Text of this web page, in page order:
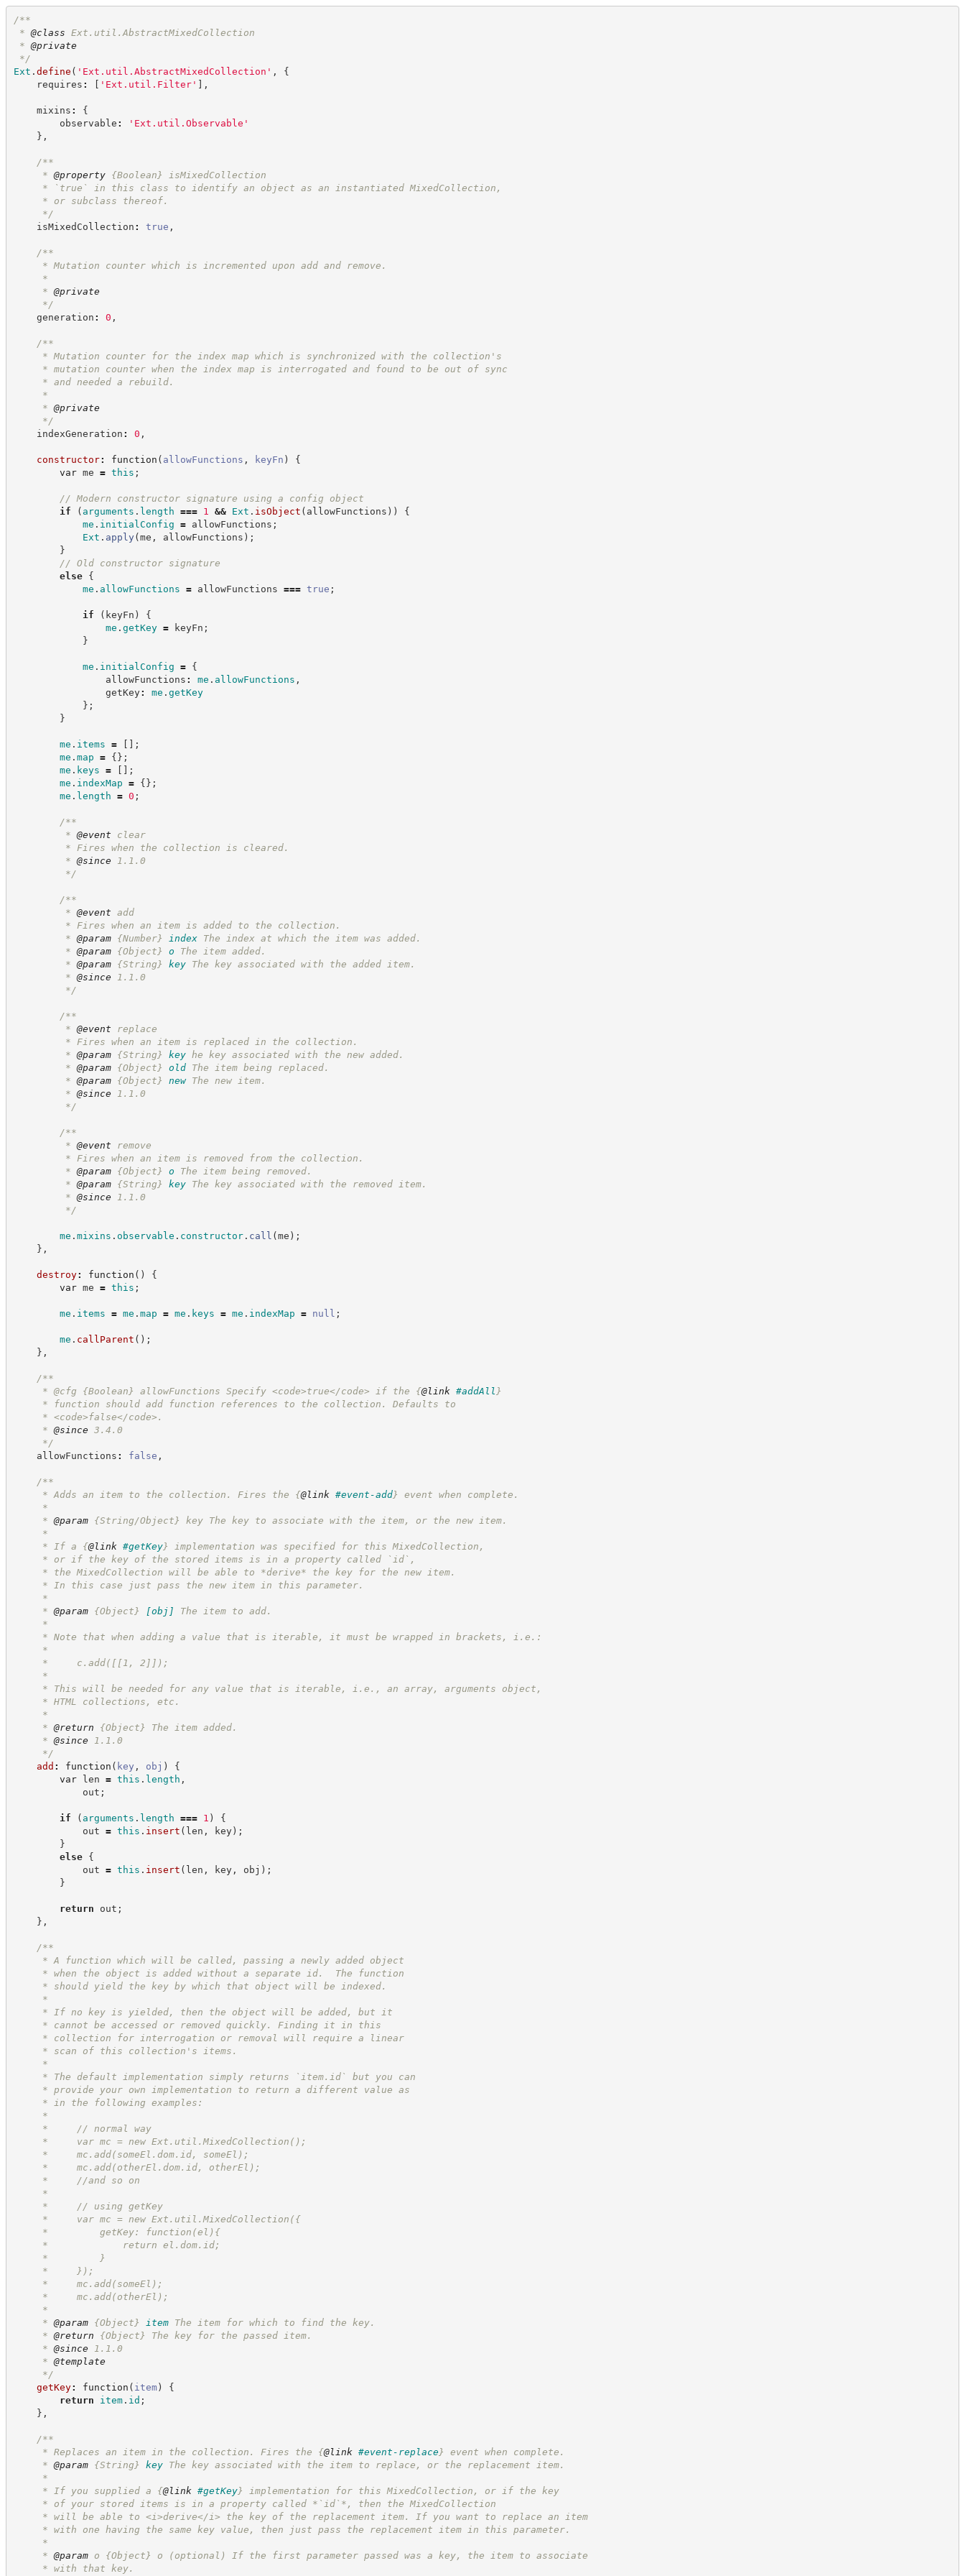
/**
* @class Ext.util.AbstractMixedCollection
* @private
*/
Ext . define ( ' Ext.util.AbstractMixedCollection ' ,
{
requires : [ ' Ext.util.Filter' ] ,
mixins :
{
observable : ' Ext.util.Observable '
} ,
/**
* @property {Boolean}
isMixedCollection
* `true` in this class to identify an object as an instantiated MixedCollection,
* or subclass thereof.
*/
isMixedCollection : true ,
/**
* Mutation counter which is incremented upon add and remove.
*
* @private
*/
generation : 0 ,
/**
* Mutation counter for the index map which is synchronized with the collection's
* mutation counter when the index map is interrogated and found to be out of sync
* and needed a rebuild.
*
* @private
*/
indexGeneration : 0 ,
constructor: function ( allowFunctions , keyFn )
{
var me = this ;
// Modern constructor signature using a config object
if
( arguments . length === 1 && Ext . isObject ( allowFunctions ) )
{
me . initialConfig = allowFunctions ;
Ext . apply (me , allowFunctions ) ;
}
// Old constructor signature
else
{
me . allowFunctions = allowFunctions === true ;
if ( keyFn )
{
me . getKey = keyFn ;
}
me . initialConfig =
{
allowFunctions : me . allowFunctions ,
getKey: me . getKey
} ;
}
me . items = [ ] ;
me . map = {} ;
me . keys = [ ] ;
me . indexMap = {} ;
me . length = 0 ;
/**
* @event clear
* Fires when the collection is cleared.
* @since 1.1.0
*/
/**
* @event add
* Fires when an item is added to the collection.
* @param {Number} index
The index at which the item was added.
* @param {Object} o
The item added.
* @param {String} key
The key associated with the added item.
* @since 1.1.0
*/
/**
* @event replace
* Fires when an item is replaced in the collection.
* @param {String} key
he key associated with the new added.
* @param {Object} old
The item being replaced.
* @param {Object} new
The new item.
* @since 1.1.0
*/
/**
* @event remove
* Fires when an item is removed from the collection.
* @param {Object} o
The item being removed.
* @param {String} key
The key associated with the removed item.
* @since 1.1.0
*/
me . mixins . observable . constructor. call (me ) ;
} ,
destroy: function ( )
{
var me = this ;
me . items = me . map = me . keys = me . indexMap = null ;
me . callParent ( ) ;
} ,
/**
* @cfg {Boolean} allowFunctions Specify <code>true</code> if the {@link #addAll }
* function should add function references to the collection. Defaults to
* <code>false</code>.
* @since 3.4.0
*/
allowFunctions : false ,
/**
* Adds an item to the collection. Fires the {@link #event-add} event when complete.
*
* @param {String/Object} key The key to associate with the item, or the new item.
*
* If a {@link #getKey} implementation was specified for this MixedCollection,
* or if the key of the stored items is in a property called `id`,
* the MixedCollection will be able to *derive* the key for the new item.
* In this case just pass the new item in this parameter.
*
* @param {Object} [obj]
The item to add.
*
* Note that when adding a value that is iterable, it must be wrapped in brackets, i.e.:
*
*     c.add([[1, 2]]);
*
* This will be needed for any value that is iterable, i.e., an array, arguments object,
* HTML collections, etc.
*
* @return {Object}
The item added.
* @since 1.1.0
*/
add : function ( key , obj )
{
var len = this . length ,
out ;
if ( arguments . length === 1 )
{
out = this . insert ( len , key) ;
}
else
{
out = this . insert ( len , key, obj ) ;
}
return out ;
} ,
/**
* A function which will be called, passing a newly added object
* when the object is added without a separate id.  The function
* should yield the key by which that object will be indexed.
*
* If no key is yielded, then the object will be added, but it
* cannot be accessed or removed quickly. Finding it in this
* collection for interrogation or removal will require a linear
* scan of this collection's items.
*
* The default implementation simply returns `item.id` but you can
* provide your own implementation to return a different value as
* in the following examples:
*
*     // normal way
*     var mc = new Ext.util.MixedCollection();
*     mc.add(someEl.dom.id, someEl);
*     mc.add(otherEl.dom.id, otherEl);
*     //and so on
*
*     // using getKey
*     var mc = new Ext.util.MixedCollection({
*         getKey: function(el){
*             return el.dom.id;
*         }
*     });
*     mc.add(someEl);
*     mc.add(otherEl);
*
* @param {Object} item
The item for which to find the key.
* @return {Object}
The key for the passed item.
* @since 1.1.0
* @template
*/
getKey: function ( item)
{
return
item. id ;
} ,
/**
* Replaces an item in the collection. Fires the {@link #event-replace} event when complete.
* @param {String} key
The key associated with the item to replace, or the replacement item.
*
* If you supplied a {@link #getKey} implementation for this MixedCollection, or if the key
* of your stored items is in a property called *`id`*, then the MixedCollection
* will be able to <i>derive</i> the key of the replacement item. If you want to replace an item
* with one having the same key value, then just pass the replacement item in this parameter.
*
* @param o {Object}
o (optional) If the first parameter passed was a key, the item to associate
* with that key.